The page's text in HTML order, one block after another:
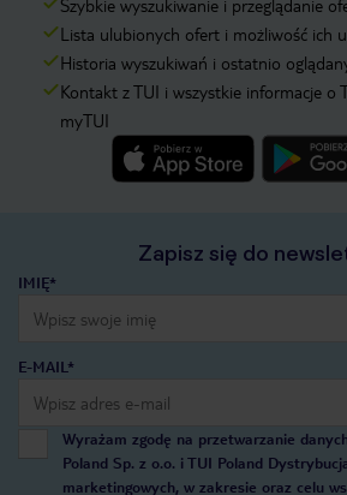
Szybkie wyszukiwanie i przeglądanie
Lista ulubionych ofert i możliwość ich
Historia wyszukiwań i ostatnio
Kontakt z TUI i wszystkie informacje o
myTUI
Zapisz się do
IMIĘ*
E-MAIL*
Wyrażam zgodę na przetwarzanie
Poland Sp. z o.o. i TUI Poland
marketingowych, w zakresie oraz celu